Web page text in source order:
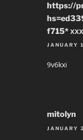
https://
f715*
JANUARY
9v6kxi
mitolyn
JANUARY